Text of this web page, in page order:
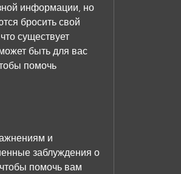
информации, но
бросить свой
существует
быть для вас
помочь
и
заблуждения о
помочь вам